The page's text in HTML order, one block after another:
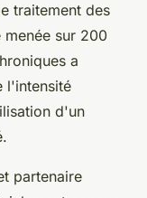
traitement des
sur 200
a
l'intensité
d'un
partenaire